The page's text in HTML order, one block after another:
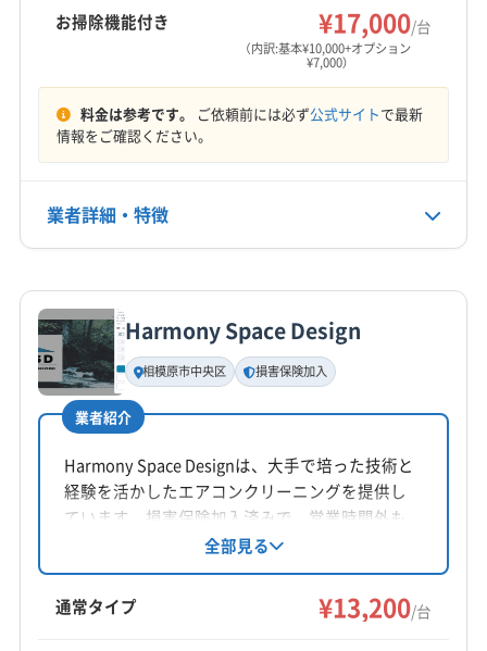
横浜市西区
横浜市青葉区
横浜市中区
横浜市南区
海老名市
鎌倉市
茅ヶ崎市
厚木市 座間市 三浦市 小田原市
秦野市
逗子市
川崎市宮前区
愛甲郡愛川町
愛甲郡清川村
三浦郡葉山町
足柄上郡開成町
足柄上郡山北町
足柄上郡松田町
足柄上郡大井町
足柄上郡中井町
中郡大磯町
(埼玉県) さいたま市岩槻区
(埼玉県) さいたま市見沼区
(埼玉県) さいたま市桜区
(埼玉県) さいたま市西区
(埼玉県) さいたま市大宮区
(埼玉県) さいたま市南区
(埼玉県) さいたま市緑区
(埼玉県) 所沢市
(埼玉県) 上尾市
(埼玉県) 川越市
(埼玉県) 川口市
(東京都) 稲城市
(東京都) 荒川区
(東京都) 渋谷区
(東京都) 小平市
定休日
年中無休
非公開
お掃除機能付き ¥17,000/台
（内訳:基本¥10,000+オプション
¥7,000）
料金は参考です。 ご依頼前には必ず公式サイトで最新
情報をご確認ください。
業者詳細・特徴
基本情報
代表者名
金子勝
所在地
神奈川県相模原市中央区
対応地域
相模原市南区 相模原市緑区
海老名市
厚木市 座間市 川崎市麻生区
大和市
平塚市
(東京都) あきる野市
(東京都) 昭島市
Harmony Space Design
相模原市中央区 損害保険加入
業者紹介
Harmony Space Designは、大手で培った技術と
経験を活かしたエアコンクリーニングを提供し
ています。損害保険加入済みで、営業時間外も
対応可能。相模原市中央区を中心に、東京都と
神奈川県の一部エリアでサービスを展開してい
ます。丁寧な作業と顧客目線での対応を心が
け、快適な住環境作りをサポートしています。
全部見る
通常タイプ ¥13,200/台